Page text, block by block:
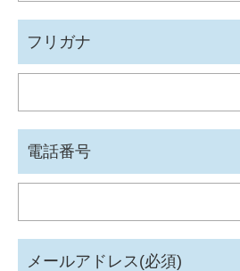
フリガナ
電話番号
メールアドレス(必須)